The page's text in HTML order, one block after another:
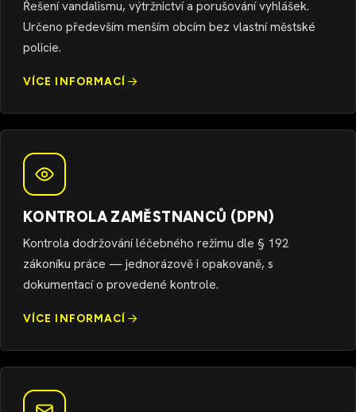
Řešení vandalismu, výtržnictví a porušování vyhlášek.
Určeno především menším obcím bez vlastní městské
policie.
VÍCE INFORMACÍ
KONTROLA ZAMĚSTNANCŮ (DPN)
Kontrola dodržování léčebného režimu dle § 192
zákoníku práce — jednorázově i opakovaně, s
dokumentací o provedené kontrole.
VÍCE INFORMACÍ